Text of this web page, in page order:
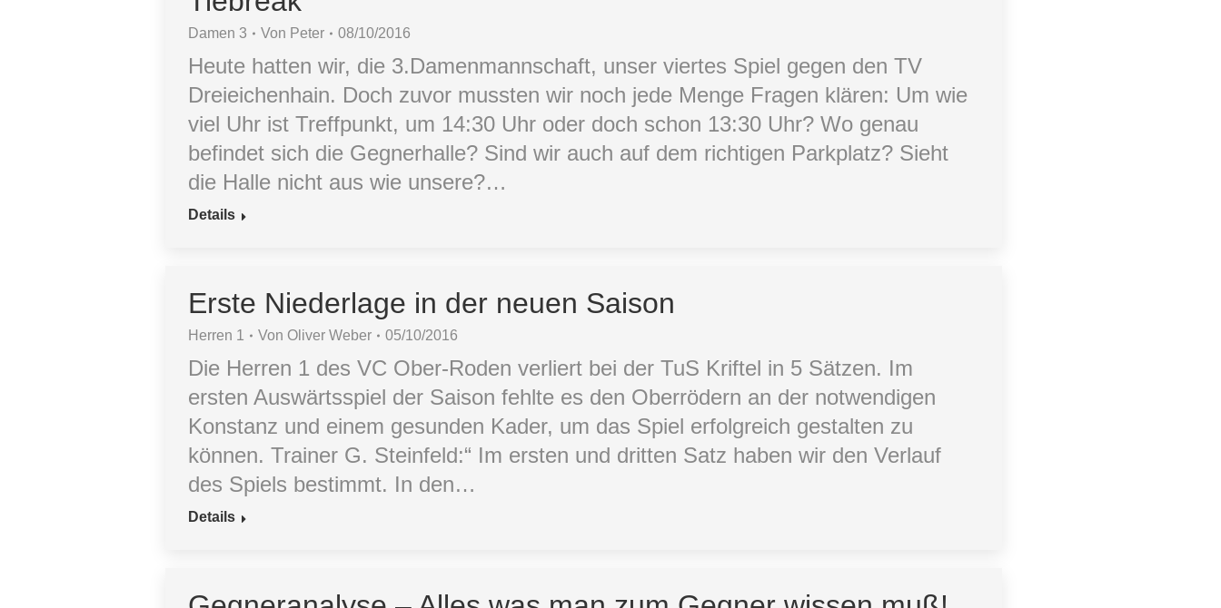
Damen 3 Von Peter 08/10/2016
Heute hatten wir, die 3.Damenmannschaft, unser viertes Spiel gegen den TV
Dreieichenhain. Doch zuvor mussten wir noch jede Menge Fragen klären: Um wie
viel Uhr ist Treffpunkt, um 14:30 Uhr oder doch schon 13:30 Uhr? Wo genau
befindet sich die Gegnerhalle? Sind wir auch auf dem richtigen Parkplatz? Sieht
die Halle nicht aus wie unsere?…
Details
Erste Niederlage in der neuen Saison
Herren 1 Von Oliver Weber 05/10/2016
Die Herren 1 des VC Ober-Roden verliert bei der TuS Kriftel in 5 Sätzen. Im
ersten Auswärtsspiel der Saison fehlte es den Oberrödern an der notwendigen
Konstanz und einem gesunden Kader, um das Spiel erfolgreich gestalten zu
können. Trainer G. Steinfeld:“ Im ersten und dritten Satz haben wir den Verlauf
des Spiels bestimmt. In den…
Details